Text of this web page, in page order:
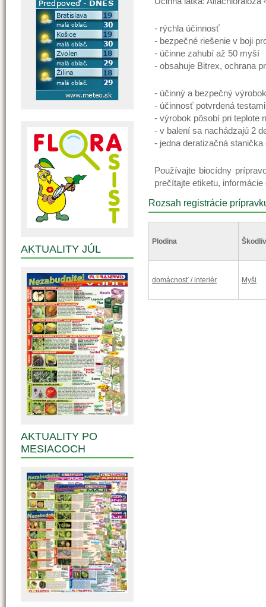
- rýchla účinnosť
- bezpečné riešenie v boji
- účinne zahubí až 50 myší
- obsahuje Bitrex, ochrana
- účinný a bezpečný
- účinnosť potvrdená testami
- výrobok pôsobí pri teplote
- v balení sa nachádzajú 2
- jedna deratizačná
Používajte biocídny
prečítajte etiketu,
Rozsah registrácie
Plodina
domácnosť / interiér Myši
AKTUALITY JÚL
AKTUALITY PO
MESIACOCH